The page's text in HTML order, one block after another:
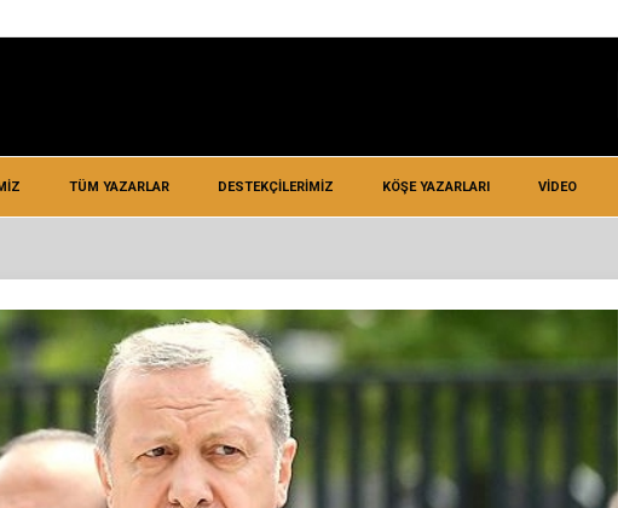
TÜM YAZARLAR DESTEKÇILERIMIZ KÖŞE YAZARLARI VIDEO